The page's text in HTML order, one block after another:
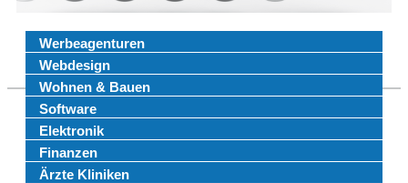
Werbeagenturen
Webdesign
Wohnen & Bauen
Software
Elektronik
Finanzen
Ärzte Kliniken